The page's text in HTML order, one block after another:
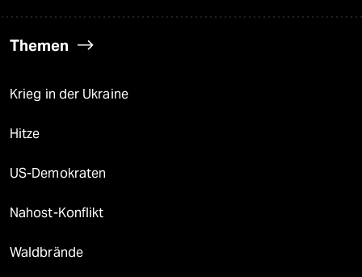
Themen
Krieg in der Ukraine
Hitze
US-Demokraten
Nahost-Konflikt
Waldbrände